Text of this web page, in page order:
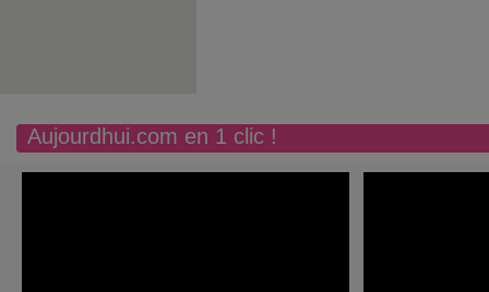
Aujourdhui.com en 1 clic !